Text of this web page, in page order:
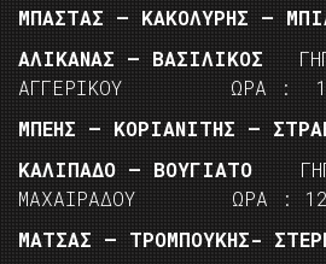
ΜΠΑΣΤΑΣ – ΚΑΚΟΛΥΡΗΣ –
ΑΛΙΚΑΝΑΣ – ΒΑΣΙΛΙΚΟΣ
ΑΓΓΕΡΙΚΟΥ ΩΡΑ :
ΜΠΕΗΣ – ΚΟΡΙΑΝΙΤΗΣ –
ΚΑΛΙΠΑΔΟ – ΒΟΥΓΙΑΤΟ
ΜΑΧΑΙΡΑΔΟΥ ΩΡΑ :
ΜΑΤΣΑΣ – ΤΡΟΜΠΟΥΚΗΣ-